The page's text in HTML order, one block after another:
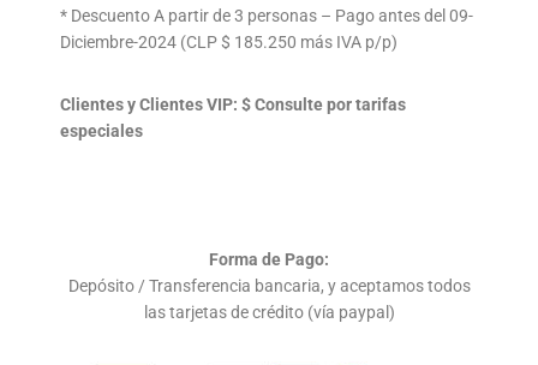
* Descuento A partir de 3 personas – Pago antes del 09-
Diciembre-2024 (CLP $ 185.250 más IVA p/p)
Clientes y Clientes VIP: $ Consulte por tarifas
especiales
Forma de Pago:
Depósito / Transferencia bancaria, y aceptamos todos
las tarjetas de crédito (vía paypal)